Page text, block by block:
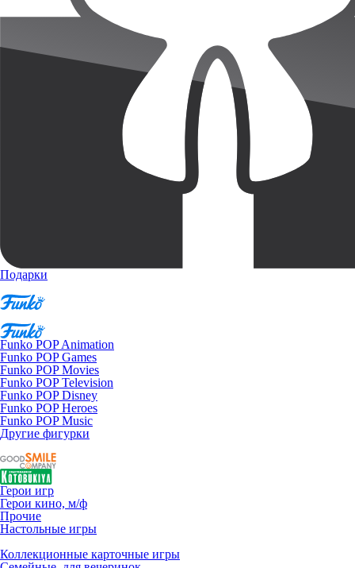
Подарки
Funko POP Animation
Funko POP Games
Funko POP Movies
Funko POP Television
Funko POP Disney
Funko POP Heroes
Funko POP Music
Другие фигурки
Герои игр
Герои кино, м/ф
Прочие
Настольные игры
Коллекционные карточные игры